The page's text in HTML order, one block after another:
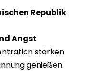
Republik
Angst
stärken
genießen.